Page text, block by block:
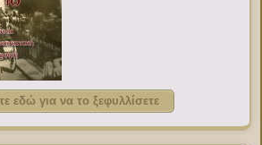
εδώ για να το ξεφυλλίσετε